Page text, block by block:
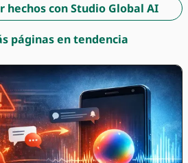
hechos con Studio Global AI
páginas en tendencia